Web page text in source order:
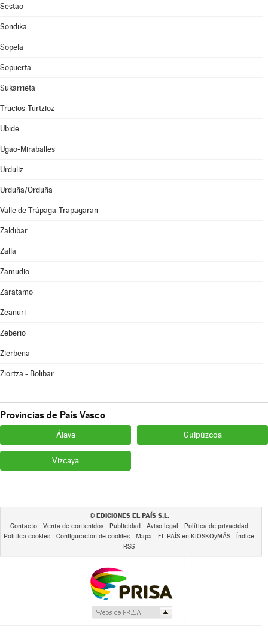
Sestao
Sondika
Sopela
Sopuerta
Sukarrieta
Trucios-Turtzioz
Ubide
Ugao-Miraballes
Urduliz
Urduña/Orduña
Valle de Trápaga-Trapagaran
Zaldibar
Zalla
Zamudio
Zaratamo
Zeanuri
Zeberio
Zierbena
Ziortza - Bolibar
Provincias de País Vasco
Álava Guipúzcoa
Vizcaya
© EDICIONES EL PAÍS S.L.
Contacto Venta de contenidos Publicidad Aviso legal
Política de privacidad
Política cookies
Configuración de cookies Mapa EL PAÍS en KIOSKOyMÁS
Índice
RSS